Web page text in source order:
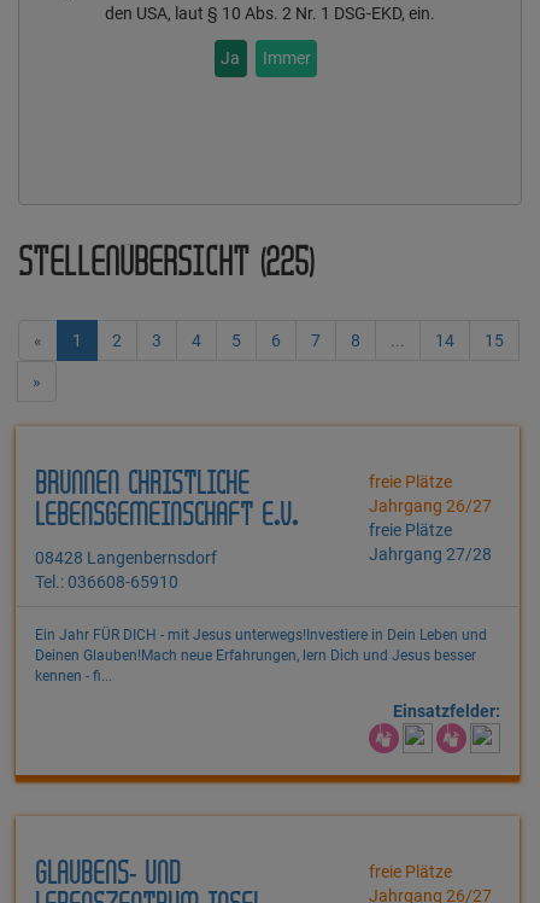
den USA, laut § 10 Abs. 2 Nr. 1 DSG-EKD, ein.
Ja Immer
STELLENÜBERSICHT (225)
« 1 2 3 4 5 6 7 8 ... 14 15
»
BRUNNEN CHRISTLICHE
LEBENSGEMEINSCHAFT E.V.
08428 Langenbernsdorf
Tel.: 036608-65910
freie Plätze
Jahrgang 26/27
freie Plätze
Jahrgang 27/28
Ein Jahr FÜR DICH - mit Jesus unterwegs!Investiere in Dein Leben und
Deinen Glauben!Mach neue Erfahrungen, lern Dich und Jesus besser
kennen - fi...
Einsatzfelder:
GLAUBENS- UND
freie Plätze
Jahrgang 26/27